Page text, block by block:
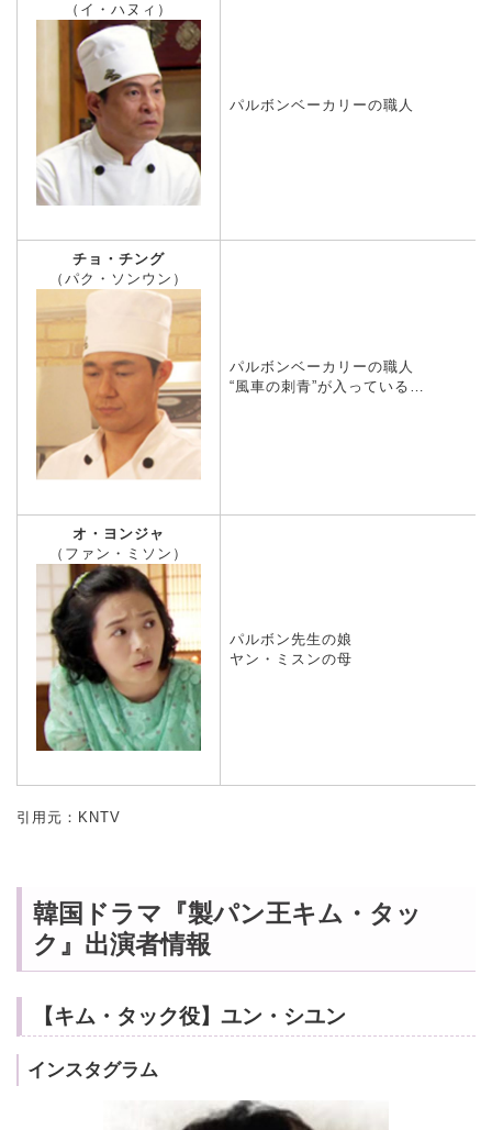
（イ・ハヌィ）
パルボンベーカリーの職人
チョ・チング
（パク・ソンウン）
パルボンベーカリーの職人
“風車の刺青”が入っている…
オ・ヨンジャ
（ファン・ミソン）
パルボン先生の娘
ヤン・ミスンの母
引用元：KNTV
韓国ドラマ『製パン王キム・タッ
ク』出演者情報
【キム・タック役】ユン・シユン
インスタグラム